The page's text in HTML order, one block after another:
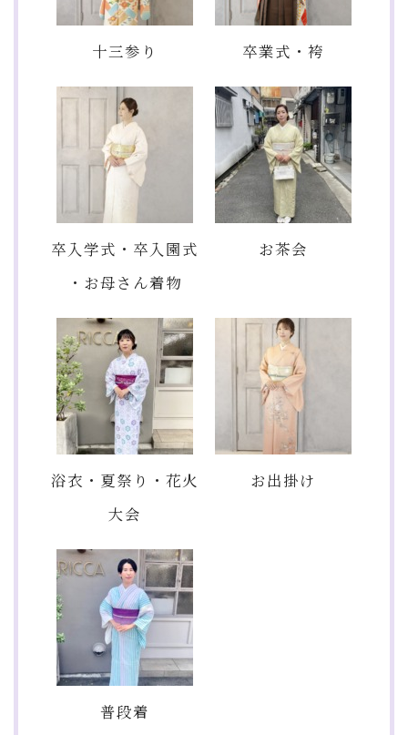
十三参り 卒業式・袴
卒入学式・卒入園式
・お母さん着物
お茶会
浴衣・夏祭り・花火
大会
お出掛け
普段着